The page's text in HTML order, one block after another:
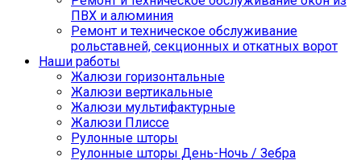
ПВХ и алюминия
Ремонт и техническое обслуживание
рольставней, секционных и откатных ворот
Наши работы
Жалюзи горизонтальные
Жалюзи вертикальные
Жалюзи мультифактурные
Жалюзи Плиссе
Рулонные шторы
Рулонные шторы День-Ночь / Зебра